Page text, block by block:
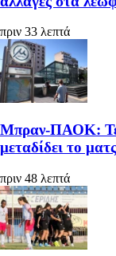
πριν 33 λεπτά
Μπραν-ΠΑΟΚ:
μεταδίδει το ματς
πριν 48 λεπτά